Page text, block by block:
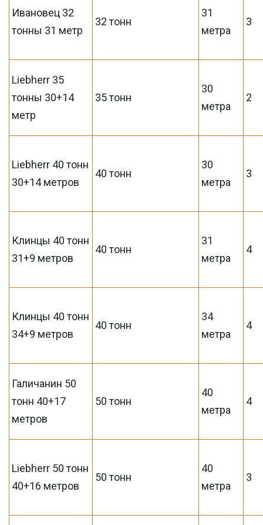
Ивановец 32
тонны 31 метр
32 тонн
31
метра
3
Liebherr 35
тонны 30+14
метр
35 тонн
30
метра
2
Liebherr 40 тонн
30+14 метров
40 тонн
30
метра
3
Клинцы 40 тонн
31+9 метров
40 тонн
31
метра
4
Клинцы 40 тонн
34+9 метров
40 тонн
34
метра
4
Галичанин 50
тонн 40+17
метров
50 тонн
40
метра
4
Liebherr 50 тонн
40+16 метров
50 тонн
40
метра
3